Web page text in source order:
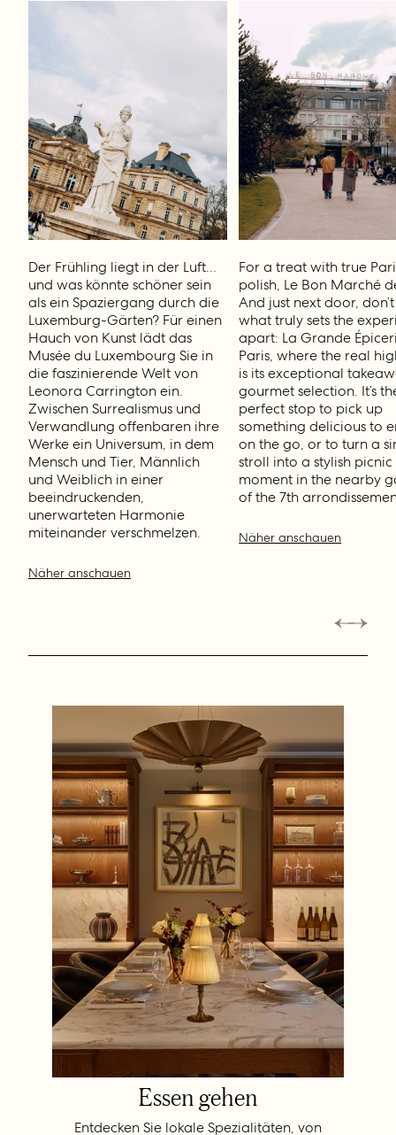
Der Frühling liegt in der Luft…
und was könnte schöner sein
als ein Spaziergang durch die
Luxemburg-Gärten? Für einen
Hauch von Kunst lädt das
Musée du Luxembourg Sie in
die faszinierende Welt von
Leonora Carrington ein.
Zwischen Surrealismus und
Verwandlung offenbaren ihre
Werke ein Universum, in dem
Mensch und Tier, Männlich
und Weiblich in einer
beeindruckenden,
unerwarteten Harmonie
miteinander verschmelzen.
Näher anschauen
For a treat with true
polish, Le Bon Marché
And just next door, don’t
what truly sets the
apart: La Grande
Paris, where the real
is its exceptional
gourmet selection. It’s
perfect stop to pick up
something delicious to
on the go, or to turn a
stroll into a stylish picnic
moment in the nearby
of the 7th
Näher anschauen
Essen gehen
Entdecken Sie lokale Spezialitäten, von